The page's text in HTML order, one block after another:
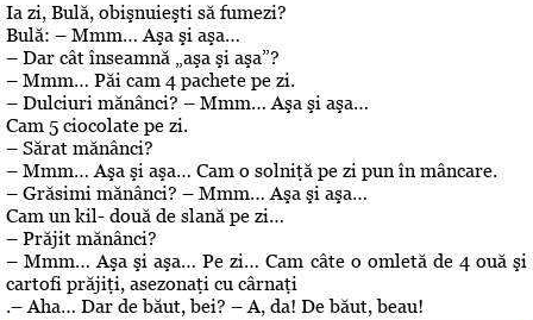
Ia zi, Bulă, obişnuieşti să fumezi?
Bulă: – Mmm… Aşa şi aşa…
– Dar cât înseamnă „aşa şi aşa”?
– Mmm… Păi cam 4 pachete pe zi.
– Dulciuri mănânci? – Mmm… Aşa şi aşa…
Cam 5 ciocolate pe zi.
– Sărat mănânci?
– Mmm… Aşa şi aşa… Cam o solniţă pe zi pun în mâncare.
– Grăsimi mănânci? – Mmm… Aşa şi aşa…
Cam un kil- două de slană pe zi…
– Prăjit mănânci?
– Mmm… Aşa şi aşa… Pe zi… Cam câte o omletă de 4 ouă şi
cartofi prăjiţi, asezonaţi cu cârnaţi
.– Aha… Dar de băut, bei? – A, da! De băut, beau!